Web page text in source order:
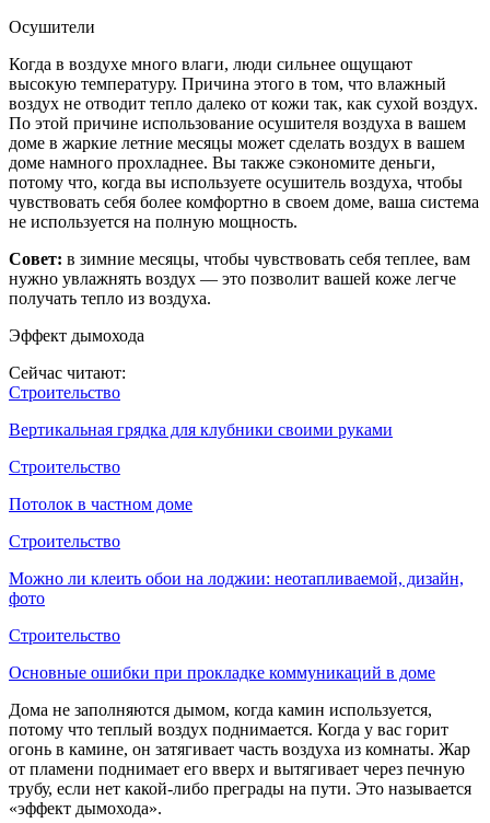
Осушители
Когда в воздухе много влаги, люди сильнее ощущают
высокую температуру. Причина этого в том, что влажный
воздух не отводит тепло далеко от кожи так, как сухой воздух.
По этой причине использование осушителя воздуха в вашем
доме в жаркие летние месяцы может сделать воздух в вашем
доме намного прохладнее. Вы также сэкономите деньги,
потому что, когда вы используете осушитель воздуха, чтобы
чувствовать себя более комфортно в своем доме, ваша система
не используется на полную мощность.
Совет: в зимние месяцы, чтобы чувствовать себя теплее, вам
нужно увлажнять воздух — это позволит вашей коже легче
получать тепло из воздуха.
Эффект дымохода
Сейчас читают:
Строительство
Вертикальная грядка для клубники своими руками
Строительство
Потолок в частном доме
Строительство
Можно ли клеить обои на лоджии: неотапливаемой, дизайн,
фото
Строительство
Основные ошибки при прокладке коммуникаций в доме
Дома не заполняются дымом, когда камин используется,
потому что теплый воздух поднимается. Когда у вас горит
огонь в камине, он затягивает часть воздуха из комнаты. Жар
от пламени поднимает его вверх и вытягивает через печную
трубу, если нет какой-либо преграды на пути. Это называется
«эффект дымохода».